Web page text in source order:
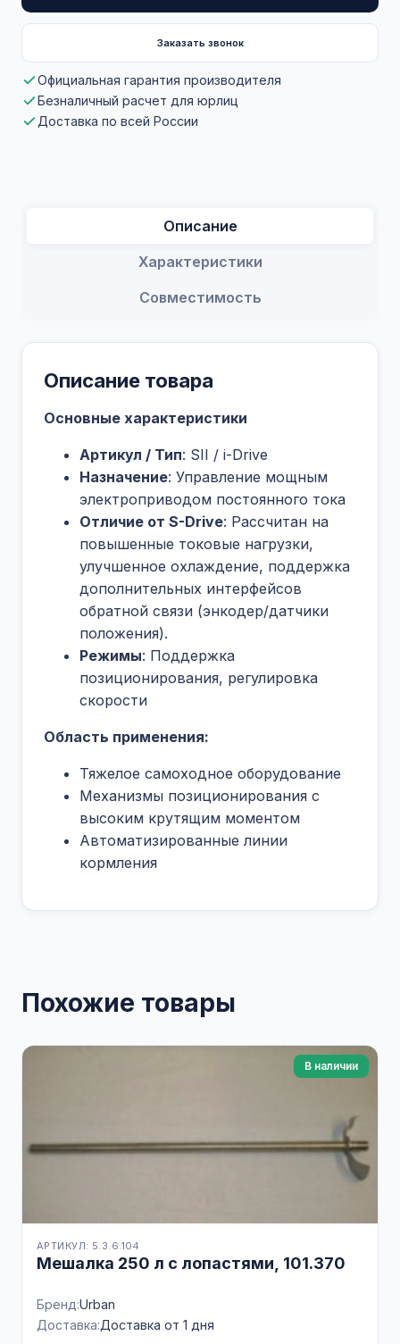
Заказать звонок
Официальная гарантия производителя
Безналичный расчет для юрлиц
Доставка по всей России
Описание
Характеристики
Совместимость
Описание товара
Основные характеристики
Артикул / Тип: SII / i-Drive
Назначение: Управление мощным
электроприводом постоянного тока
Отличие от S-Drive: Рассчитан на
повышенные токовые нагрузки,
улучшенное охлаждение, поддержка
дополнительных интерфейсов
обратной связи (энкодер/датчики
положения).
Режимы: Поддержка
позиционирования, регулировка
скорости
Область применения:
Тяжелое самоходное оборудование
Механизмы позиционирования с
высоким крутящим моментом
Автоматизированные линии
кормления
Похожие товары
В наличии
АРТИКУЛ: 5.3.6.104
Мешалка 250 л с лопастями, 101.370
Бренд:Urban
Доставка:Доставка от 1 дня